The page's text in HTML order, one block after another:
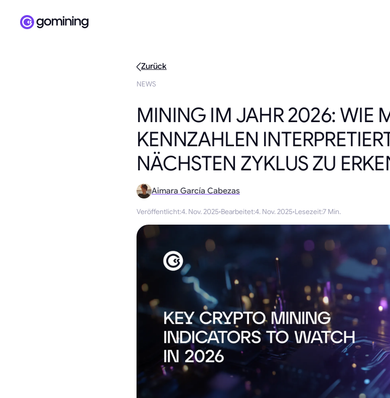
Zurück
NEWS
MINING IM JAHR 2026: WIE
KENNZAHLEN
NÄCHSTEN ZYKLUS ZU
Aimara García Cabezas
Veröffentlicht:4. Nov. 2025·Bearbeitet:4. Nov. 2025·Lesezeit:7 Min.